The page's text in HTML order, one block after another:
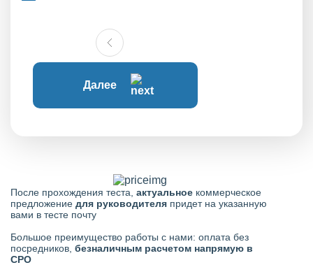
Далее
После прохождения теста, актуальное коммерческое
предложение для руководителя придет на указанную
вами в тесте почту
Большое преимущество работы с нами: оплата без
посредников, безналичным расчетом напрямую в
СРО